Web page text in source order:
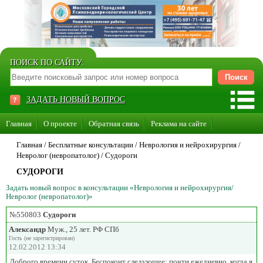
ПОИСК ПО САЙТУ:
ЗАДАТЬ НОВЫЙ ВОПРОС
Главная О проекте Обратная связь Реклама на сайте
Стать консультантом нашего сайта
Главная / Бесплатные консультации / Неврология и нейрохирургия /
Невролог (невропатолог) / Судороги
СУДОРОГИ
Задать новый вопрос в консультации «Неврология и нейрохирургия/
Невролог (невропатолог)»
№550803 Судороги
Александр Муж., 25 лет. РФ СПб
Гость (не зарегистрирован)
12.02.2012 13:34
Доброго времени суток. Беспокоит следующее: почти ежедневно, когда я